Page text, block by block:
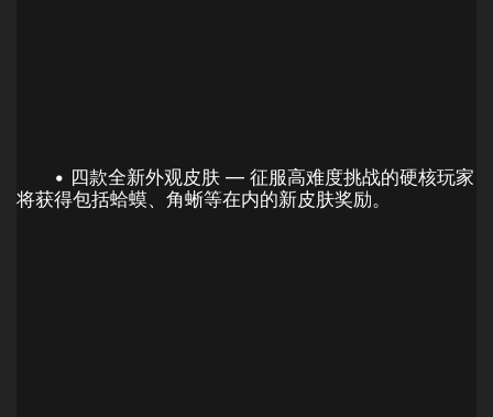
• 四款全新外观皮肤 — 征服高难度挑战的硬核玩家
将获得包括蛤蟆、角蜥等在内的新皮肤奖励。